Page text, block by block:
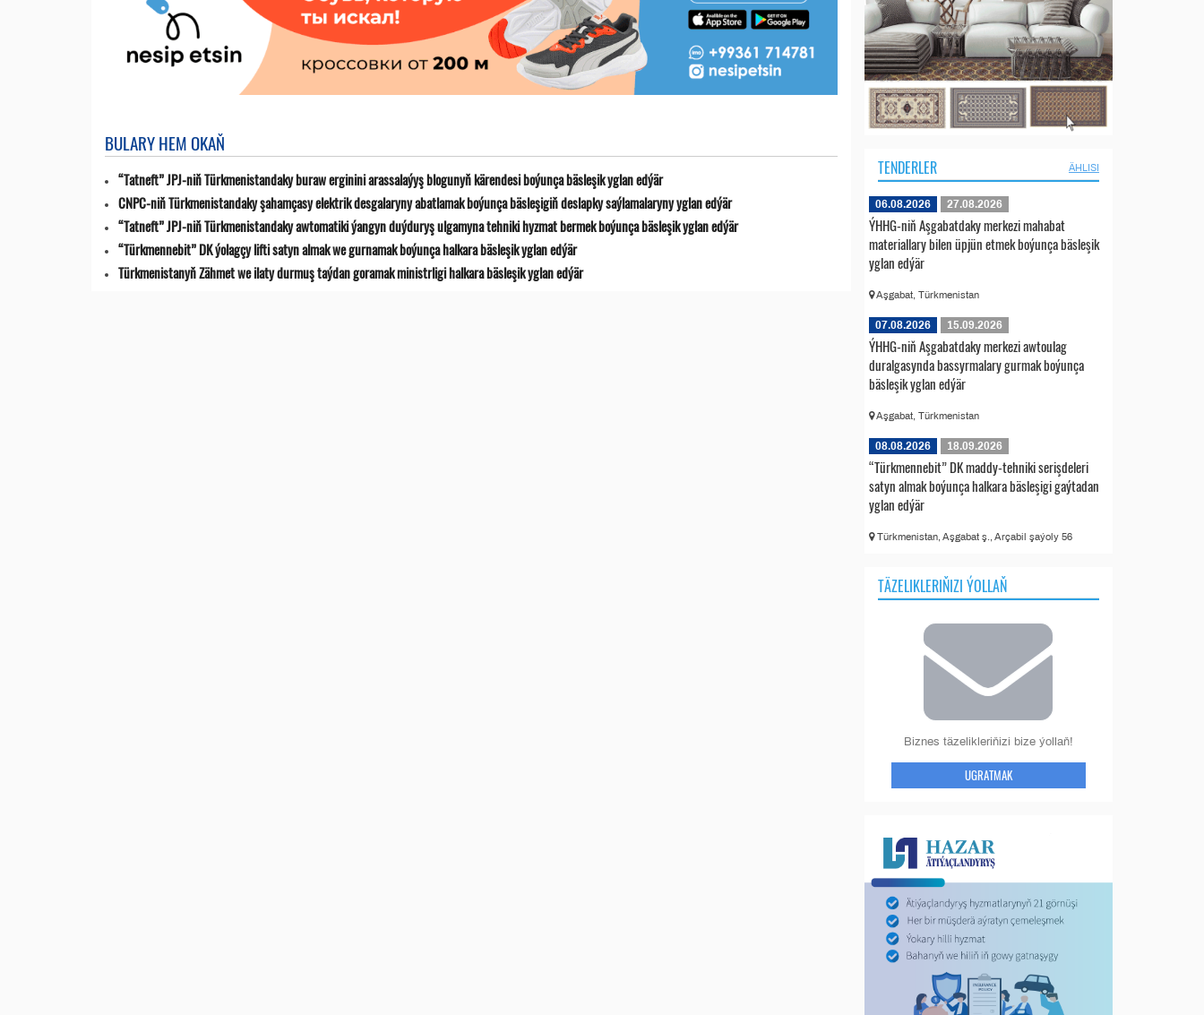
BULARY HEM OKAŇ
“Tatneft” JPJ-niň Türkmenistandaky buraw erginini arassalaýyş blogunyň kärendesi boýunça bäsleşik yglan edýär
CNPC-niň Türkmenistandaky şahamçasy elektrik desgalaryny abatlamak boýunça bäsleşigiň deslapky saýlamalaryny yglan edýär
“Tatneft” JPJ-niň Türkmenistandaky awtomatiki ýangyn duýduryş ulgamyna tehniki hyzmat bermek boýunça bäsleşik yglan edýär
“Türkmennebit” DK ýolagçy lifti satyn almak we gurnamak boýunça halkara bäsleşik yglan edýär
Türkmenistanyň Zähmet we ilaty durmuş taýdan goramak ministrligi halkara bäsleşik yglan edýär
TENDERLER ÄHLISI
06.08.2026 27.08.2026
ÝHHG-niň Aşgabatdaky merkezi mahabat
materiallary bilen üpjün etmek boýunça bäsleşik
yglan edýär
Aşgabat, Türkmenistan
07.08.2026 15.09.2026
ÝHHG-niň Aşgabatdaky merkezi awtoulag
duralgasynda bassyrmalary gurmak boýunça
bäsleşik yglan edýär
Aşgabat, Türkmenistan
08.08.2026 18.09.2026
“Türkmennebit” DK maddy-tehniki serişdeleri
satyn almak boýunça halkara bäsleşigi gaýtadan
yglan edýär
Türkmenistan, Aşgabat ş., Arçabil şaýoly 56
TÄZELIKLERIŇIZI ÝOLLAŇ
Biznes täzelikleriňizi bize ýollaň!
UGRATMAK